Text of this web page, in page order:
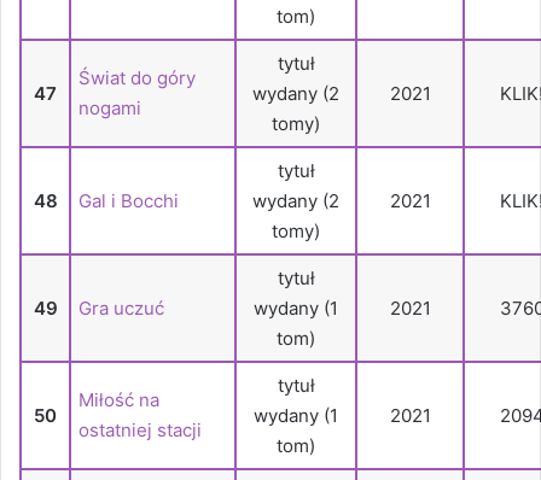
tom)
47
Świat do góry
nogami
tytuł
wydany (2
tomy)
2021
48 Gal i Bocchi
tytuł
wydany (2
tomy)
2021
49 Gra uczuć
tytuł
wydany (1
tom)
2021
50
Miłość na
ostatniej stacji
tytuł
wydany (1
tom)
2021